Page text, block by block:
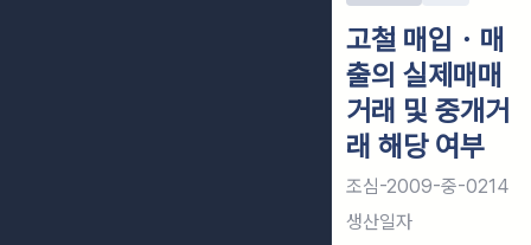
고철 매입・매
출의 실제매매
거래 및 중개거
래 해당 여부
조심-2009-중-0214
생산일자